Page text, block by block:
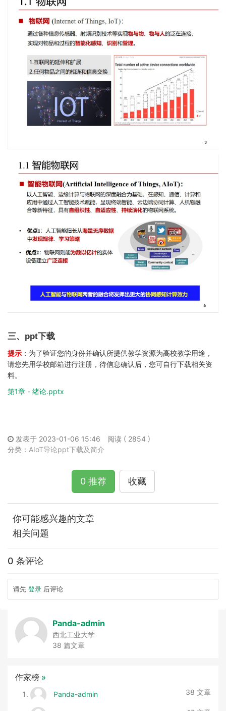
三、ppt下载
提示 ：为了验证您的身份并确认所提供教学资源为高校教学用途，
请您先用学校邮箱进行注册，待信息确认后，您可自行下载相关资
料。
第1章 - 绪论.pptx
发表于 2023-01-06 15:46
阅读 ( 2854 )
分类： AIoT导论ppt下载及简介
0 推荐 收藏
你可能感兴趣的文章
相关问题
0 条评论
请先 登录 后评论
Panda-admin
西北工业大学
38 篇文章
作家榜 »
Panda-admin 38 文章